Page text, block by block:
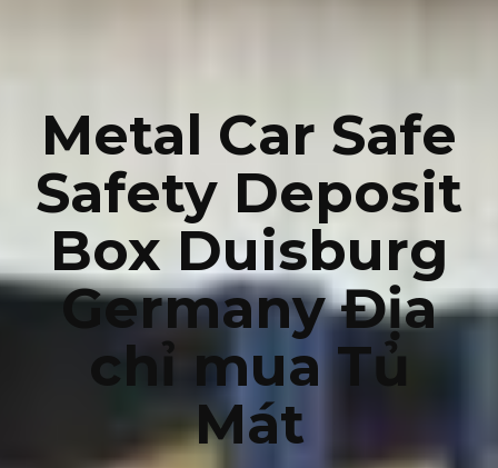
Metal Car Safe
Safety Deposit
Box Duisburg
Germany Địa
chỉ mua Tủ
Mát